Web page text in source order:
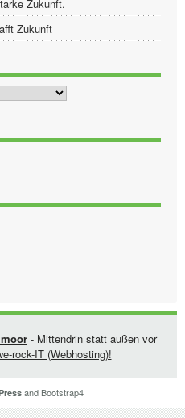
Zukunft.
Zukunft
- Mittendrin statt außen vor
rock-IT (Webhosting)!
and Bootstrap4